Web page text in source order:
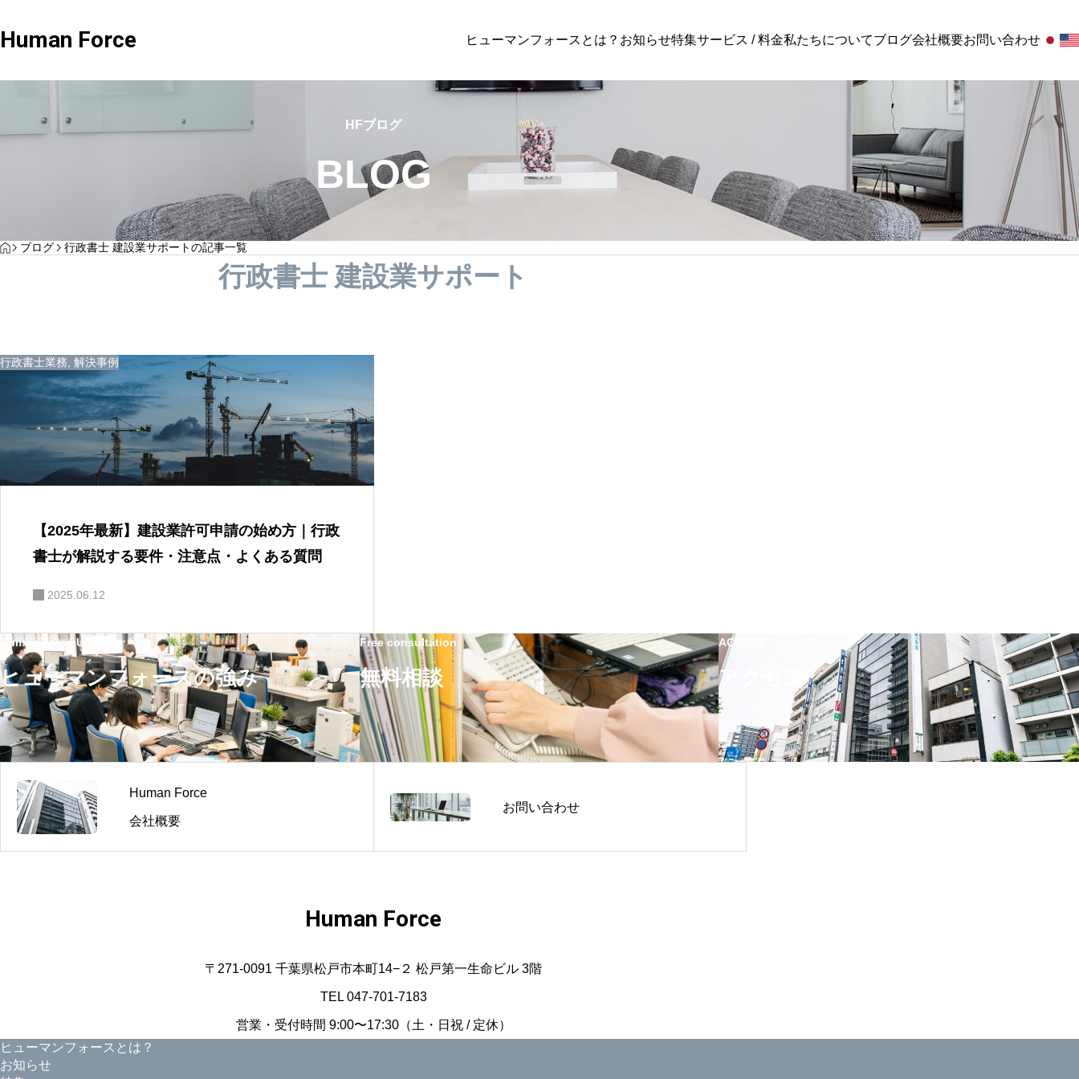
Human Force ヒューマンフォースとは？ お知らせ特集サービス / 料金私たちについてブログ会社概要お問い合わせ
成長企業が“ゼロ地点”で整えている労務体制と
は？｜社労士事務所代表が語る！組織の土台
社労士業務,解決事例
「法律を守るだけ」では足りない時代へ。社
労士が語る、企業がいま見直すべき“実務と現
行政書士業務
【2025年最新】建設業許可申
政書士が解説する要件・注意点
問
顧問 Standard顧問+給与
給与関連と労務関連の幅広な対応
パックプラン
まとめるとお得になるプラン
Advisory顧問 Standard顧
HFブログ
BLOG
HOME
ブログ 行政書士 建設業サポートの記事一覧
行政書士 建設業サポート
行政書士業務 解決事例
【2025年最新】建設業許可申請の始め方｜行政
書士が解説する要件・注意点・よくある質問
2025.06.12
Human Force USP
ヒューマンフォースの強み
Free consultation
無料相談
ACCESS
アクセス
Human Force
会社概要
お問い合わせ
Human Force
〒271-0091 千葉県松戸市本町14−２ 松戸第一生命ビル 3階
TEL 047-701-7183
営業・受付時間 9:00〜17:30（土・日祝 / 定休）
ヒューマンフォースとは？
お知らせ